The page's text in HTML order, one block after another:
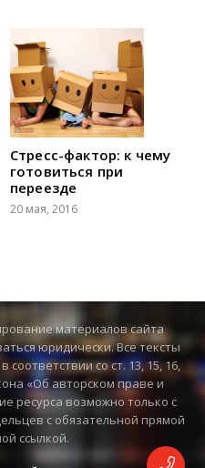
Стресс-фактор: к чему
готовиться при
переезде
20 мая, 2016
материалов сайта
юридически. Все тексты
со ст. 13, 15, 16,
«Об авторском праве и
ресурса возможно только с
с обязательной прямой
ссылкой.